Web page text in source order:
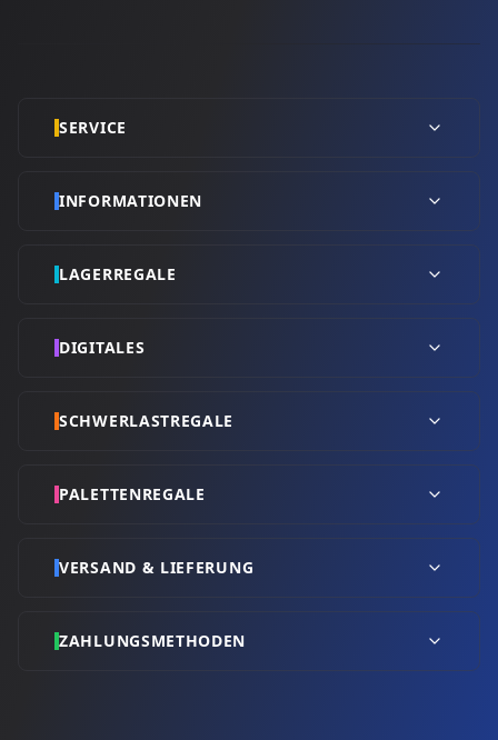
SERVICE
INFORMATIONEN
LAGERREGALE
DIGITALES
SCHWERLASTREGALE
PALETTENREGALE
VERSAND & LIEFERUNG
ZAHLUNGSMETHODEN